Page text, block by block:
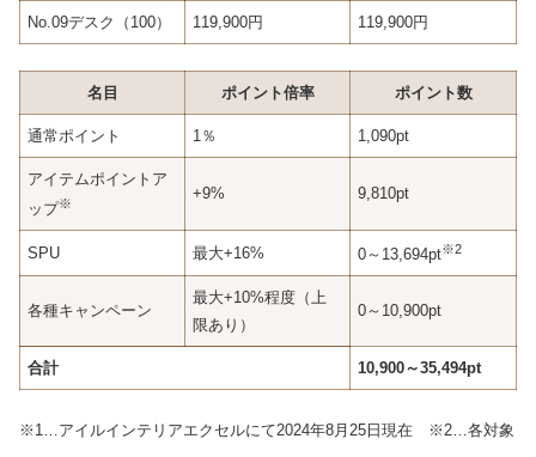
No.09デスク（100） 119,900円 119,900円
名目 ポイント倍率 ポイント数
通常ポイント 1％ 1,090pt
アイテムポイントア
ップ※
+9% 9,810pt
SPU 最大+16% 0～13,694pt※2
各種キャンペーン
最大+10%程度（上
限あり）
0～10,900pt
合計 10,900～35,494pt
※1…アイルインテリアエクセルにて2024年8月25日現在 ※2…各対象